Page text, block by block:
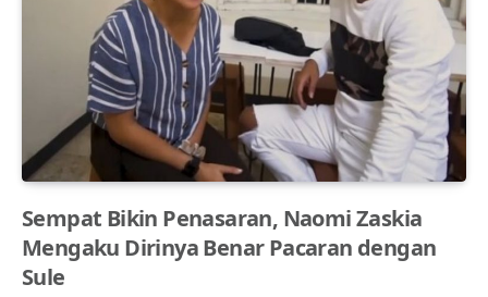
Sempat Bikin Penasaran, Naomi Zaskia
Mengaku Dirinya Benar Pacaran dengan
Sule